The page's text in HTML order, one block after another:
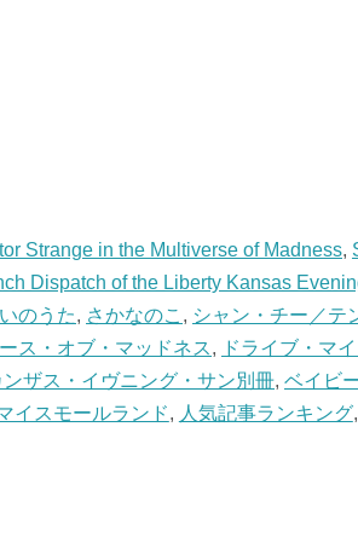
Strange in the Multiverse of Madness,
Dispatch of the Liberty Kansas
のうた, さかなのこ , シャン・チー／テ
ス・オブ・マッドネス, ドライブ・マ
ザス・イヴニング・サン別冊, ベイビ
イスモールランド, 人気記事ランキング,